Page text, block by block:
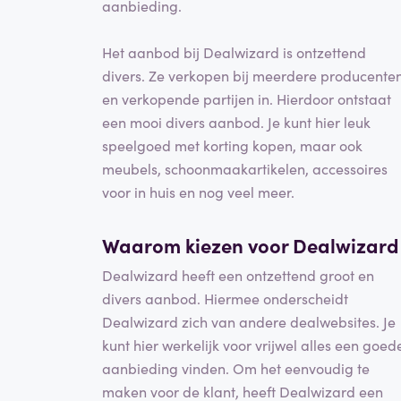
aanbieding.
Het aanbod bij Dealwizard is ontzettend
divers. Ze verkopen bij meerdere
en verkopende partijen in. Hierdoor ontstaat
een mooi divers aanbod. Je kunt hier leuk
speelgoed met korting kopen, maar ook
meubels, schoonmaakartikelen, accessoires
voor in huis en nog veel meer.
Waarom kiezen voor Dealwizard
Dealwizard heeft een ontzettend groot en
divers aanbod. Hiermee onderscheidt
Dealwizard zich van andere dealwebsites. Je
kunt hier werkelijk voor vrijwel alles een
aanbieding vinden. Om het eenvoudig te
maken voor de klant, heeft Dealwizard een